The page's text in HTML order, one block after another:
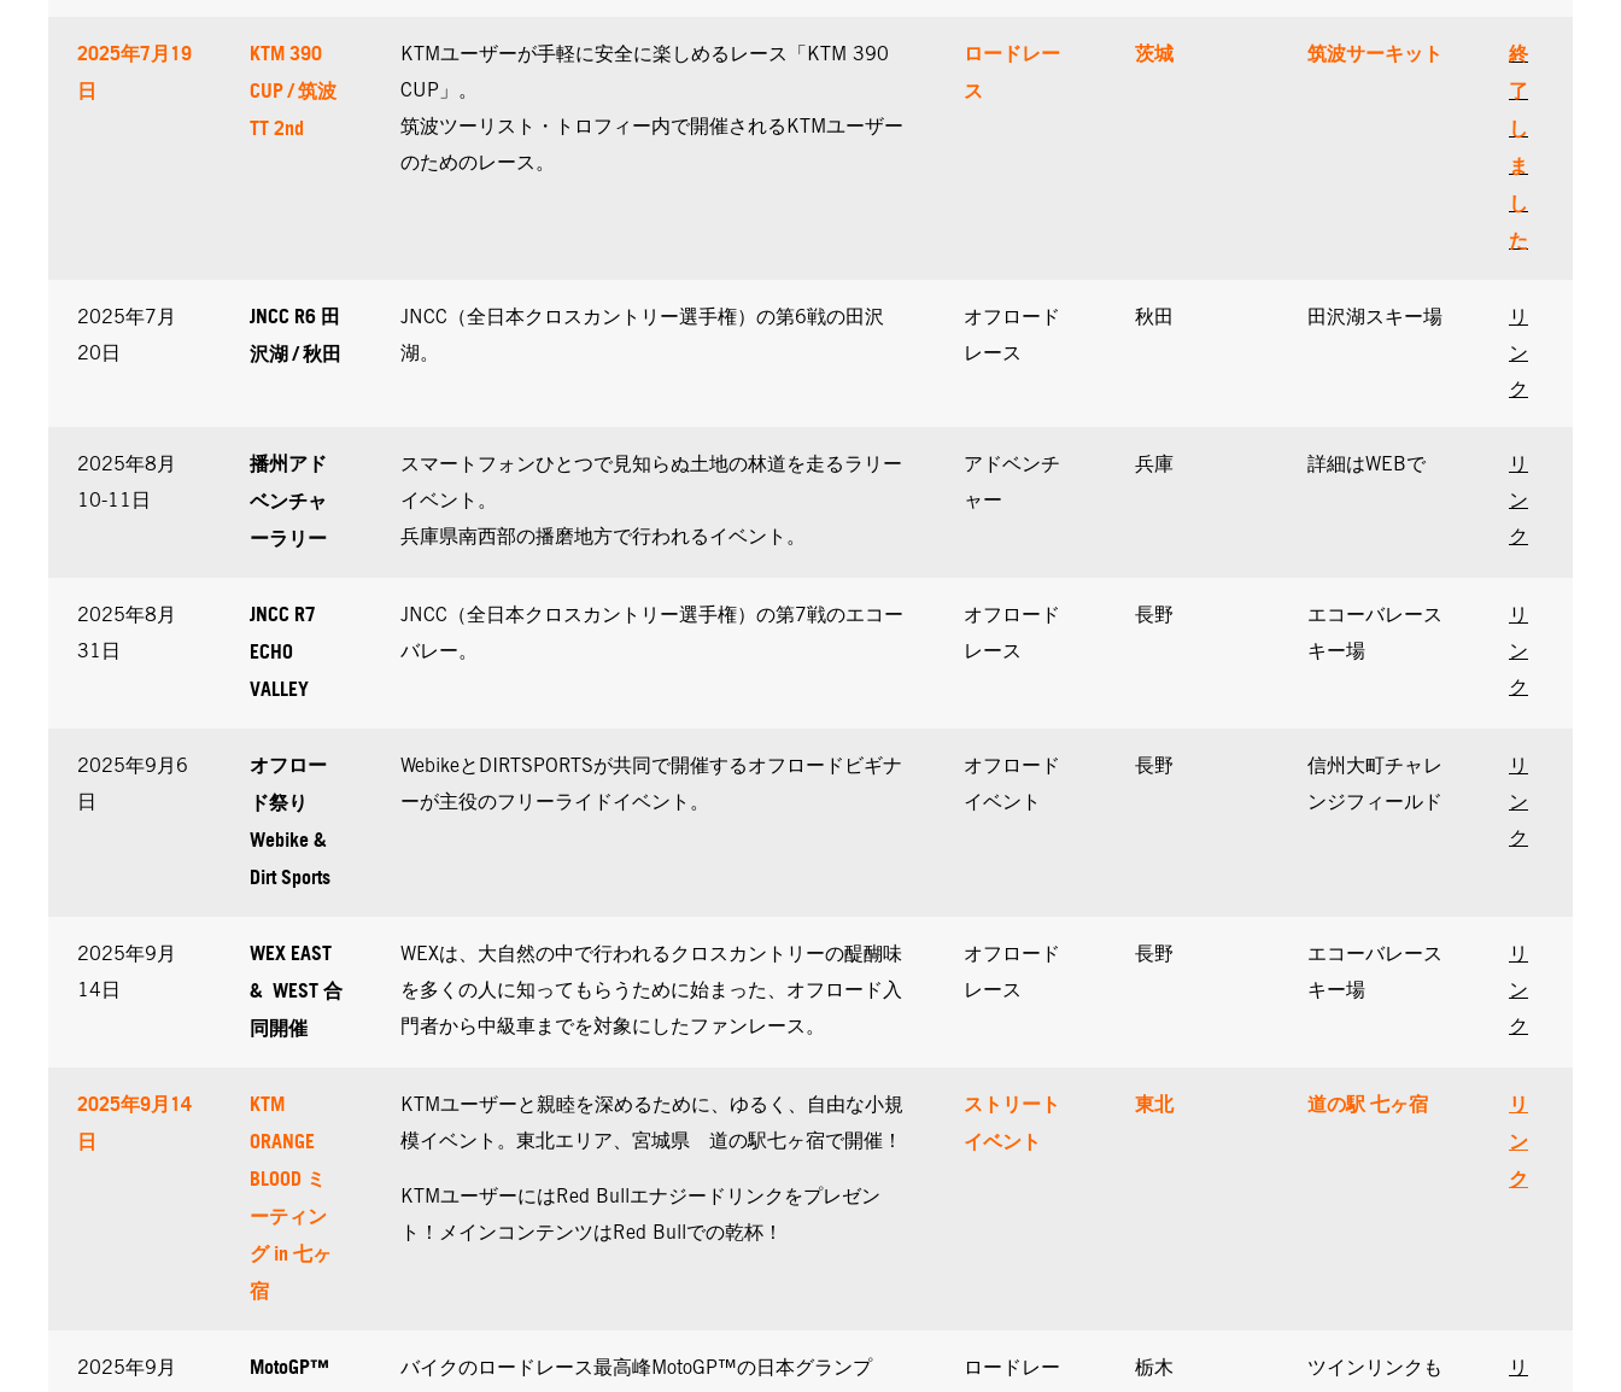
2025年7月19
日
KTM 390
CUP / 筑波
TT 2nd
KTMユーザーが手軽に安全に楽しめるレース「KTM 390
CUP」。
筑波ツーリスト・トロフィー内で開催されるKTMユーザー
のためのレース。
ロードレー
ス
茨城 筑波サーキット
終
了
し
ま
し
た
2025年7月
20日
JNCC R6 田
沢湖 / 秋田
JNCC（全日本クロスカントリー選手権）の第6戦の田沢
湖。
オフロード
レース
秋田 田沢湖スキー場
リ
ン
ク
2025年8月
10-11日
播州アド
ベンチャ
ーラリー
スマートフォンひとつで見知らぬ土地の林道を走るラリー
イベント。
兵庫県南西部の播磨地方で行われるイベント。
アドベンチ
ャー
兵庫 詳細はWEBで
リ
ン
ク
2025年8月
31日
JNCC R7
ECHO
VALLEY
JNCC（全日本クロスカントリー選手権）の第7戦のエコー
バレー。
オフロード
レース
長野
エコーバレース
キー場
リ
ン
ク
2025年9月6
日
オフロー
ド祭り
Webike &
Dirt Sports
WebikeとDIRTSPORTSが共同で開催するオフロードビギナ
ーが主役のフリーライドイベント。
オフロード
イベント
長野
信州大町チャレ
ンジフィールド
リ
ン
ク
2025年9月
14日
WEX EAST
& WEST 合
同開催
WEXは、大自然の中で行われるクロスカントリーの醍醐味
を多くの人に知ってもらうために始まった、オフロード入
門者から中級車までを対象にしたファンレース。
オフロード
レース
長野
エコーバレース
キー場
リ
ン
ク
2025年9月14
日
KTM
ORANGE
BLOOD ミ
ーティン
グ in 七ヶ
宿
KTMユーザーと親睦を深めるために、ゆるく、自由な小規
模イベント。東北エリア、宮城県 道の駅七ヶ宿で開催！
KTMユーザーにはRed Bullエナジードリンクをプレゼン
ト！メインコンテンツはRed Bullでの乾杯！
ストリート
イベント
東北 道の駅 七ヶ宿
リ
ン
ク
2025年9月
MotoGP™
バイクのロードレース最高峰MotoGP™の日本グランプ ロードレー 栃木 ツインリンクも リ